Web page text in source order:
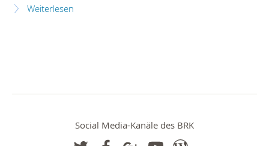
Weiterlesen
Social Media-Kanäle des BRK